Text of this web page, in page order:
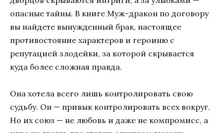
опасные тайны. В книге Муж-дракон по договору
вы найдете вынужденный брак, настоящее
противостояние характеров и героиню с
репутацией злодейки, за которой скрывается
куда более сложная правда.
Она хотела всего лишь контролировать свою
судьбу. Он — привык контролировать всех вокруг.
Но их союз — не любовь и даже не компромисс, а